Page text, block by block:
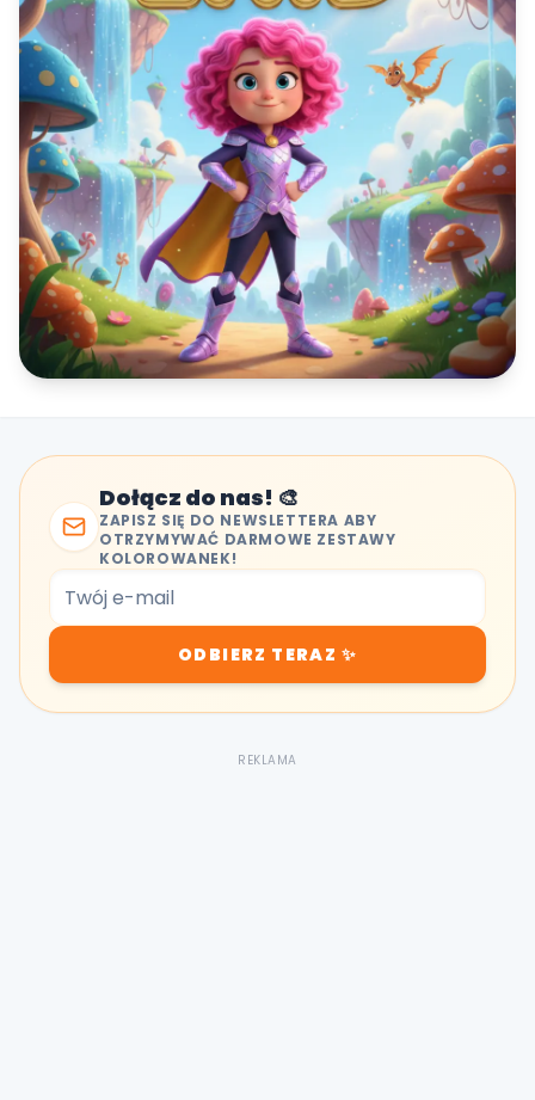
Dołącz do nas! 🎨
ZAPISZ SIĘ DO NEWSLETTERA ABY
OTRZYMYWAĆ DARMOWE ZESTAWY
KOLOROWANEK!
ODBIERZ TERAZ ✨
REKLAMA